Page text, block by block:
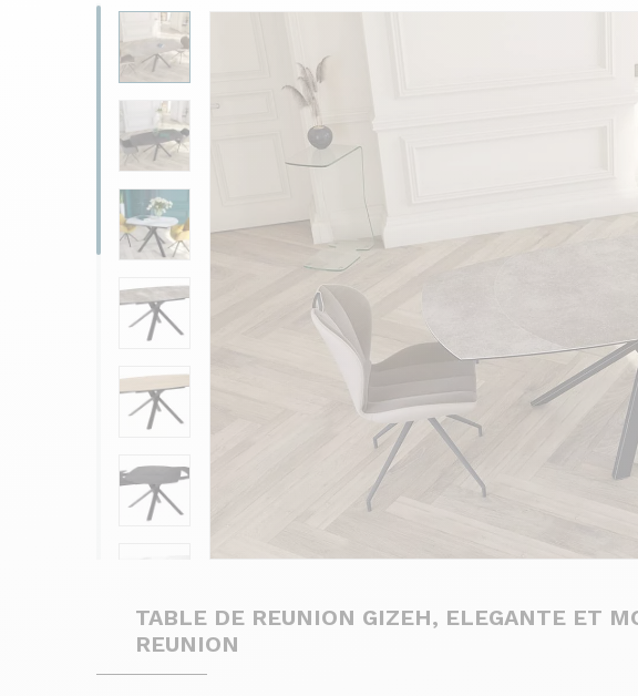
TABLE DE REUNION GIZEH, ELEGANTE ET
REUNION